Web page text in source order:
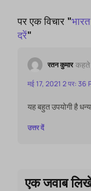
पर एक विचार "
दरें"
रतन कुमार कहते
मई 17, 2021 2 पर: 36
यह बहुत उपयोगी है
उत्तर दें
एक जवाब